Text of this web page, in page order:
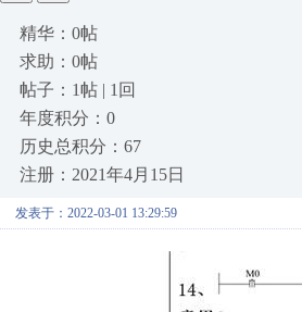
精华：0帖
求助：0帖
帖子：1帖 | 1回
年度积分：0
历史总积分：67
注册：2021年4月15日
发表于：2022-03-01 13:29:59